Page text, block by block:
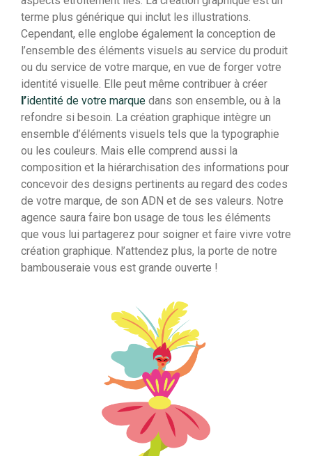
terme plus générique qui inclut les illustrations.
Cependant, elle englobe également la conception de
l’ensemble des éléments visuels au service du produit
ou du service de votre marque, en vue de forger votre
identité visuelle. Elle peut même contribuer à créer
l’identité de votre marque dans son ensemble, ou à la
refondre si besoin. La création graphique intègre un
ensemble d’éléments visuels tels que la typographie
ou les couleurs. Mais elle comprend aussi la
composition et la hiérarchisation des informations pour
concevoir des designs pertinents au regard des codes
de votre marque, de son ADN et de ses valeurs. Notre
agence saura faire bon usage de tous les éléments
que vous lui partagerez pour soigner et faire vivre votre
création graphique. N’attendez plus, la porte de notre
bambouseraie vous est grande ouverte !